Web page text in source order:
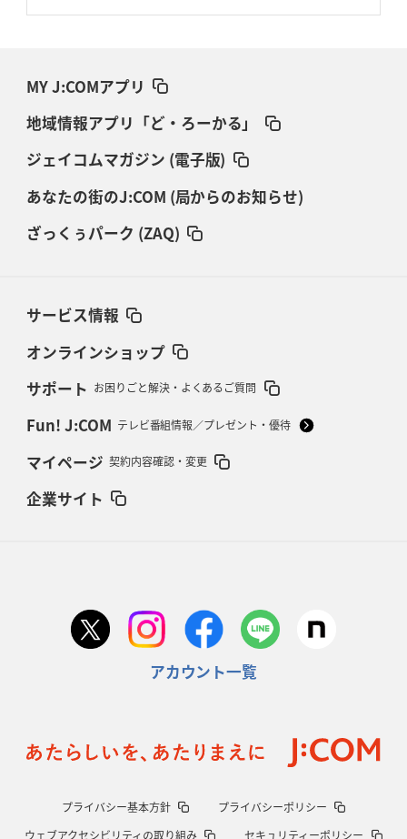
MY J:COMアプリ
地域情報アプリ「ど・ろーかる」
ジェイコムマガジン (電子版)
あなたの街のJ:COM (局からのお知らせ)
ざっくぅパーク (ZAQ)
サービス情報
オンラインショップ
サポート お困りごと解決・よくあるご質問
Fun! J:COM テレビ番組情報／プレゼント・優待
マイページ 契約内容確認・変更
企業サイト
アカウント一覧
プライバシー基本方針
プライバシーポリシー
ウェブアクセシビリティの取り組み
セキュリティーポリシー